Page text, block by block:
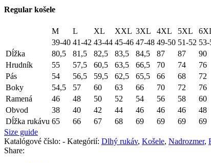
VR4
Regular košele
M L XL XXL 3XL 4XL 5XL
39-40 41-42 43-44 45-46 47-48 49-50 51-52
Dĺžka
80,5 81,5 82,5 83,5 84,5 87 87 90
Hrudník
55 57,5 60,5 63,5 66,5 70 74 76
Pás
54 56,5 59,5 62,5 65,5 66 68 72
Boky
54,5 57 60 63 66 70 72 76
Ramená
46 48 50 52 54 56 58 60
Obvod
38 40 42 44 46 46 46 48
Dĺžka rukávu 65 66 67 68 69 69 69 69
Size guide
Katalógové číslo: - Kategórií: Dlhý rukáv, Košele, Nadrozmer,
Share: